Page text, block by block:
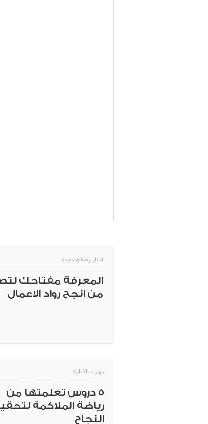
افكار ونصائح مفيدة
المعرفة مفتاحك
من انجح رواد الاعمال
مهارات الادارة
5 دروس تعلمتها من
رياضة الملاكمة
النجاح